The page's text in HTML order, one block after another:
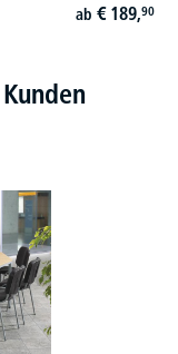
ab € 189,90